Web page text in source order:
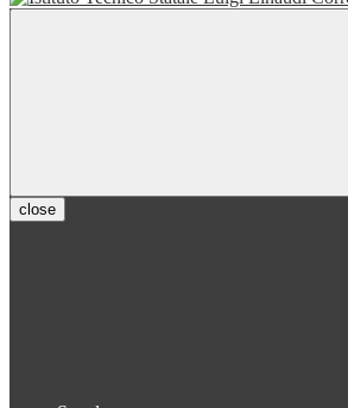
close